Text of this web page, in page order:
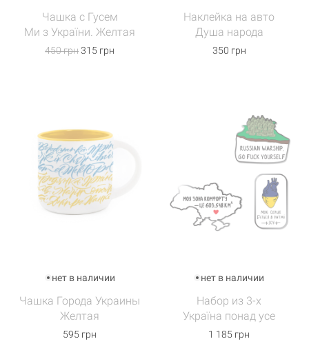
Чашка с Гусем
Ми з України. Желтая
450 грн315 грн
Наклейка на авто
Душа народа
350 грн
нет в наличии
Чашка Города Украины
Желтая
595 грн
нет в наличии
Набор из 3-х
Україна понад усе
1 185 грн